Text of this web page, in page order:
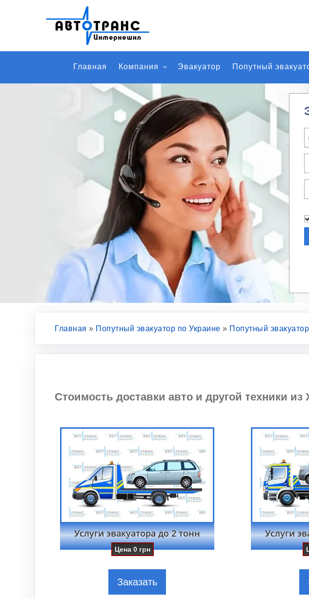
Главная Компания Эвакуатор Попутный
Главная » Попутный эвакуатор по Украине » Попутный
Стоимость доставки авто и другой техники из
Услуги эвакуатора до 2 тонн
Цена0 грн
Заказать
Услуги